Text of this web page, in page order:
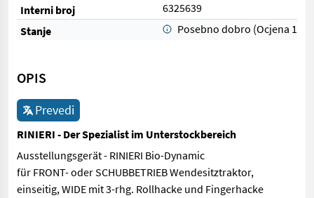
Interni broj
6325639
Stanje
Posebno dobro (Ocjena 1)
OPIS
Prevedi
RINIERI - Der Spezialist im Unterstockbereich
Ausstellungsgerät - RINIERI Bio-Dynamic
für FRONT- oder SCHUBBETRIEB Wendesitztraktor,
einseitig, WIDE mit 3-rhg. Rollhacke und Fingerhacke